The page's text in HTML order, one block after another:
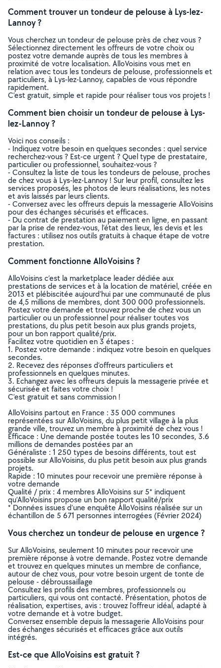
Comment trouver un tondeur de pelouse à Lys-lez-
Lannoy ?
Vous cherchez un tondeur de pelouse près de chez vous ?
Sélectionnez directement les offreurs de votre choix ou
postez votre demande auprès de tous les membres à
proximité de votre localisation. AlloVoisins vous met en
relation avec tous les tondeurs de pelouse, professionnels et
particuliers, à Lys-lez-Lannoy, capables de vous répondre
rapidement.
C’est gratuit, simple et rapide pour réaliser tous vos projets !
Comment bien choisir un tondeur de pelouse à Lys-
lez-Lannoy ?
Voici nos conseils :
- Indiquez votre besoin en quelques secondes : quel service
recherchez-vous ? Est-ce urgent ? Quel type de prestataire,
particulier ou professionnel, souhaitez-vous ?
- Consultez la liste de tous les tondeurs de pelouse, proches
de chez vous à Lys-lez-Lannoy ! Sur leur profil, consultez les
services proposés, les photos de leurs réalisations, les notes
et avis laissés par leurs clients.
- Conversez avec les offreurs depuis la messagerie AlloVoisins
pour des échanges sécurisés et efficaces.
- Du contrat de prestation au paiement en ligne, en passant
par la prise de rendez-vous, l’état des lieux, les devis et les
factures : utilisez nos outils gratuits à chaque étape de votre
prestation.
Comment fonctionne AlloVoisins ?
AlloVoisins c’est la marketplace leader dédiée aux
prestations de services et à la location de matériel, créée en
2013 et plébiscitée aujourd’hui par une communauté de plus
de 4,5 millions de membres, dont 300 000 professionnels.
Postez votre demande et trouvez proche de chez vous un
particulier ou un professionnel pour réaliser toutes vos
prestations, du plus petit besoin aux plus grands projets,
pour un bon rapport qualité/prix.
Facilitez votre quotidien en 3 étapes :
1. Postez votre demande : indiquez votre besoin en quelques
secondes.
2. Recevez des réponses d’offreurs particuliers et
professionnels en quelques minutes.
3. Echangez avec les offreurs depuis la messagerie privée et
sécurisée et faites votre choix !
C’est gratuit et sans commission !
AlloVoisins partout en France : 35 000 communes
représentées sur AlloVoisins, du plus petit village à la plus
grande ville, trouvez un membre à proximité de chez vous !
Efficace : Une demande postée toutes les 10 secondes, 3.6
millions de demandes postées par an
Généraliste : 1 250 types de besoins différents, tout est
possible sur AlloVoisins, du plus petit besoin aux plus grands
projets.
Rapide : 10 minutes pour recevoir une première réponse à
votre demande
Qualité / prix : 4 membres AlloVoisins sur 5* indiquent
qu’AlloVoisins propose un bon rapport qualité/prix
* Données issues d’une enquête AlloVoisins réalisée sur un
échantillon de 5 671 personnes interrogées (Février 2024)
Vous cherchez un tondeur de pelouse en urgence ?
Sur AlloVoisins, seulement 10 minutes pour recevoir une
première réponse à votre demande. Postez votre demande
et trouvez en quelques minutes un membre de confiance,
autour de chez vous, pour votre besoin urgent de tonte de
pelouse - débroussaillage
Consultez les profils des membres, professionnels ou
particuliers, qui vous ont contacté. Présentation, photos de
réalisation, expertises, avis : trouvez l'offreur idéal, adapté à
votre demande et à votre budget.
Conversez ensemble depuis la messagerie AlloVoisins pour
des échanges sécurisés et efficaces grâce aux outils
intégrés.
Est-ce que AlloVoisins est gratuit ?